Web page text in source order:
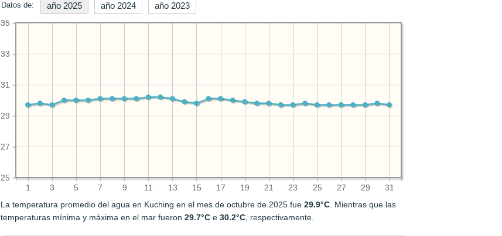
Datos de: año 2025 año 2024 año 2023
1 3 5 7 9 11 13 15 17 19 21 23 25 27 29 31
25
27
29
31
33
35
La temperatura promedio del agua en Kuching en el mes de octubre de 2025 fue29.9°C . Mientras que las
temperaturas mínima y máxima en el mar fueron29.7°C e30.2°C , respectivamente.